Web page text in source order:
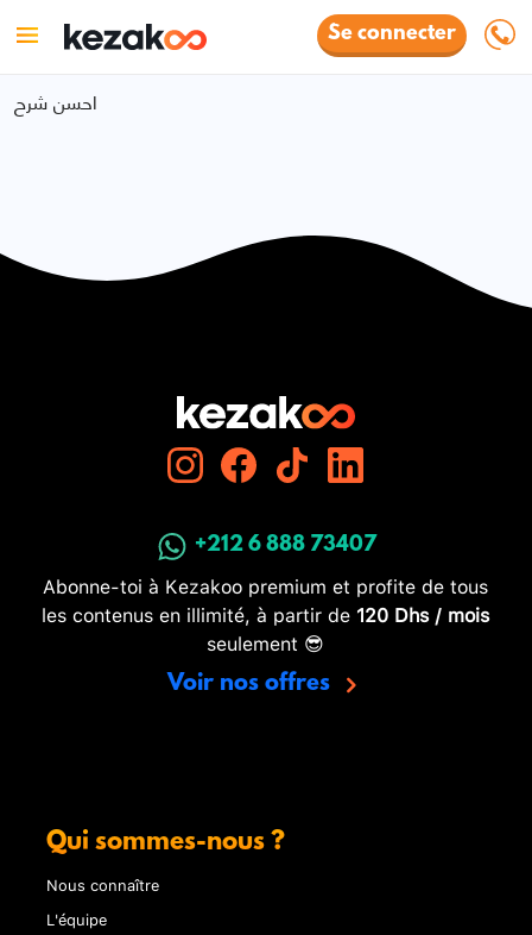
Se connecter
احسن شرح
+212 6 888 73407
Abonne-toi à Kezakoo premium et profite de tous
les contenus en illimité, à partir de 120 Dhs / mois
seulement 😎
Voir nos offres
Qui sommes-nous ?
Nous connaître
L'équipe